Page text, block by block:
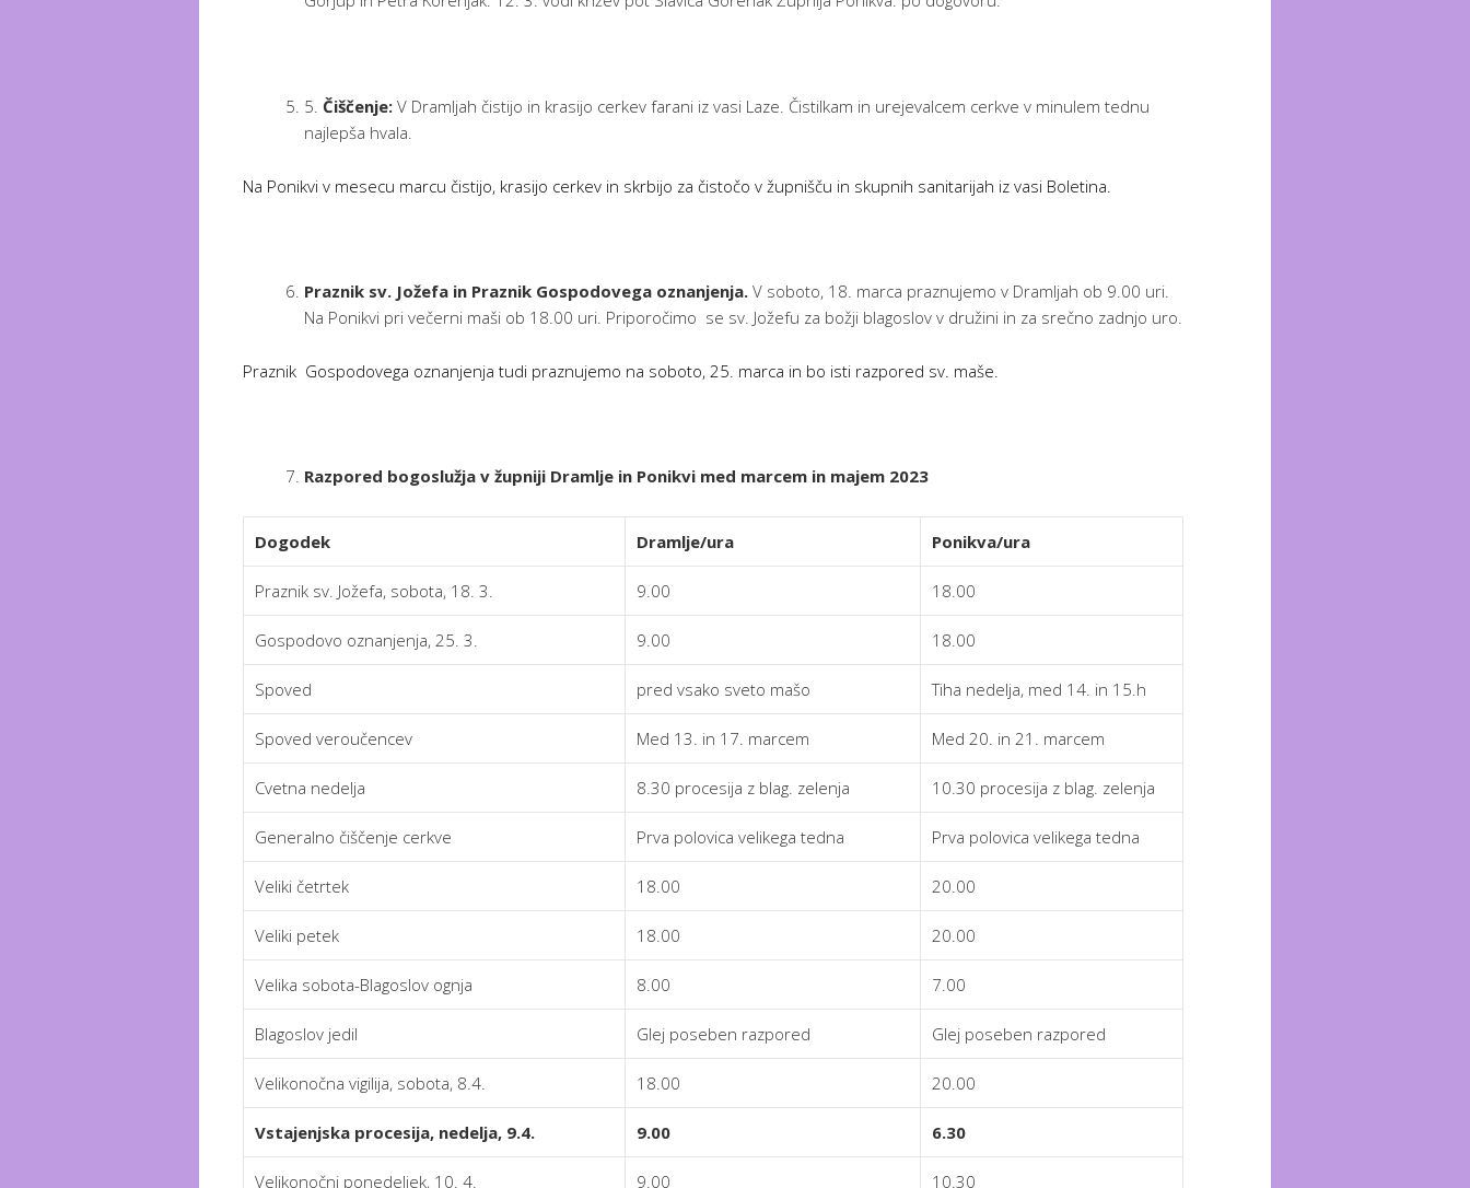
5. Čiščenje: V Dramljah čistijo in krasijo cerkev farani iz vasi Laze. Čistilkam in urejevalcem cerkve v minulem tednu
najlepša hvala.
Na Ponikvi v mesecu marcu čistijo, krasijo cerkev in skrbijo za čistočo v župnišču in skupnih sanitarijah iz vasi Boletina.
Praznik sv. Jožefa in Praznik Gospodovega oznanjenja. V soboto, 18. marca praznujemo v Dramljah ob 9.00 uri.
Na Ponikvi pri večerni maši ob 18.00 uri. Priporočimo se sv. Jožefu za božji blagoslov v družini in za srečno zadnjo uro.
Praznik Gospodovega oznanjenja tudi praznujemo na soboto, 25. marca in bo isti razpored sv. maše.
Razpored bogoslužja v župniji Dramlje in Ponikvi med marcem in majem 2023
Dogodek Dramlje/ura Ponikva/ura
Praznik sv. Jožefa, sobota, 18. 3. 9.00 18.00
Gospodovo oznanjenja, 25. 3. 9.00 18.00
Spoved pred vsako sveto mašo Tiha nedelja, med 14. in 15.h
Spoved veroučencev Med 13. in 17. marcem Med 20. in 21. marcem
Cvetna nedelja 8.30 procesija z blag. zelenja 10.30 procesija z blag. zelenja
Generalno čiščenje cerkve Prva polovica velikega tedna Prva polovica velikega tedna
Veliki četrtek 18.00 20.00
Veliki petek 18.00 20.00
Velika sobota-Blagoslov ognja 8.00 7.00
Blagoslov jedil Glej poseben razpored Glej poseben razpored
Velikonočna vigilija, sobota, 8.4. 18.00 20.00
Vstajenjska procesija, nedelja, 9.4. 9.00 6.30
Velikonočni ponedeljek, 10. 4. 9.00 10.30